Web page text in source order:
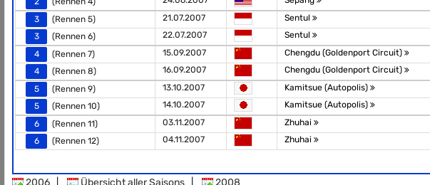
3
(Rennen 5) 21.07.2007 Sentul
3
(Rennen 6) 22.07.2007 Sentul
4
(Rennen 7) 15.09.2007 Chengdu (Goldenport Circuit)
4
(Rennen 8) 16.09.2007 Chengdu (Goldenport Circuit)
5
(Rennen 9) 13.10.2007 Kamitsue (Autopolis)
5
(Rennen 10) 14.10.2007 Kamitsue (Autopolis)
6
(Rennen 11) 03.11.2007 Zhuhai
6
(Rennen 12) 04.11.2007 Zhuhai
2006 Übersicht aller Saisons 2008